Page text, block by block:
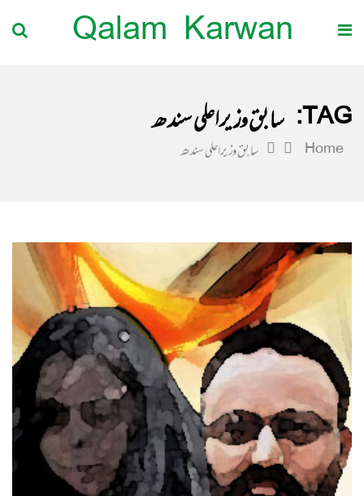
Qalam Karwan
TAG: سابق وزیراعلی سندھ
Home سابق وزیراعلی سندھ